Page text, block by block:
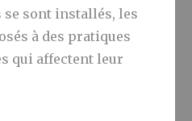
sont installés, les
à des pratiques
qui affectent leur